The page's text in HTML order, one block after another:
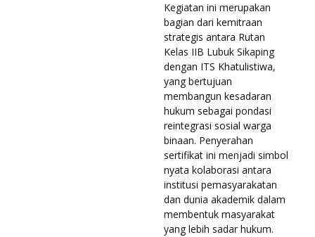
Kegiatan ini merupakan
bagian dari kemitraan
strategis antara Rutan
Kelas IIB Lubuk Sikaping
dengan ITS Khatulistiwa,
yang bertujuan
membangun kesadaran
hukum sebagai pondasi
reintegrasi sosial warga
binaan. Penyerahan
sertifikat ini menjadi simbol
nyata kolaborasi antara
institusi pemasyarakatan
dan dunia akademik dalam
membentuk masyarakat
yang lebih sadar hukum.